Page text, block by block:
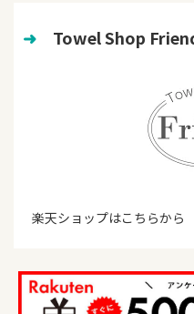
➜ Towel Shop
楽天ショップはこちらから